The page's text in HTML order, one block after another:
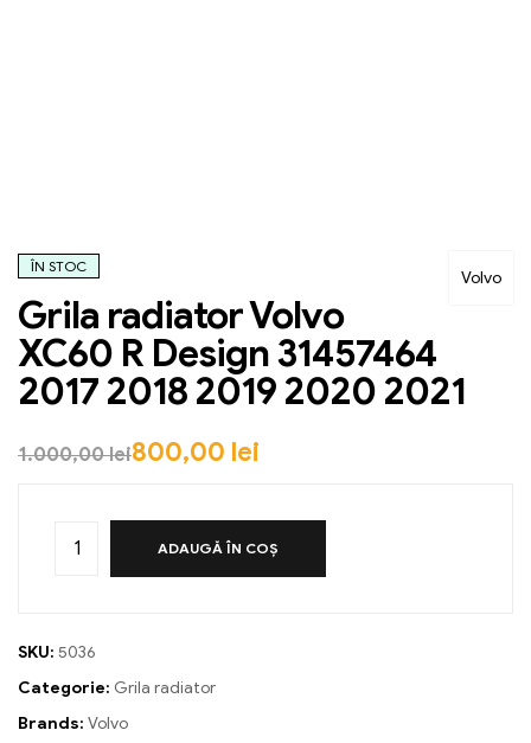
Volvo
ÎN STOC
Grila radiator Volvo
XC60 R Design 31457464
2017 2018 2019 2020 2021
1.000,00lei800,00 lei
ADAUGĂ ÎN COȘ
SKU: 5036
Categorie: Grila radiator
Brands: Volvo